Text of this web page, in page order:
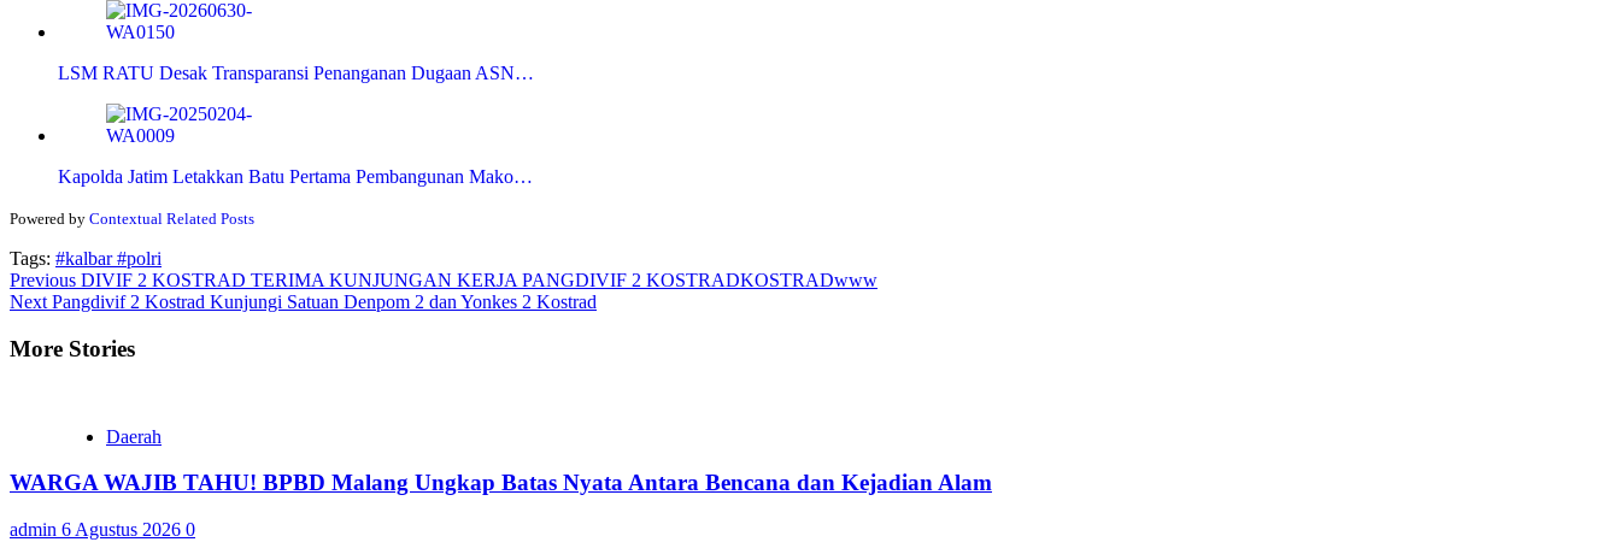
LSM RATU Desak Transparansi Penanganan Dugaan ASN…
Kapolda Jatim Letakkan Batu Pertama Pembangunan Mako…
Powered by Contextual Related Posts
Tags: #kalbar #polri
Continue
Reading
Previous DIVIF 2 KOSTRAD TERIMA KUNJUNGAN KERJA PANGDIVIF 2 KOSTRADKOSTRADwww
Next Pangdivif 2 Kostrad Kunjungi Satuan Denpom 2 dan Yonkes 2 Kostrad
More Stories
Daerah
WARGA WAJIB TAHU! BPBD Malang Ungkap Batas Nyata Antara Bencana dan Kejadian Alam
admin 6 Agustus 2026 0